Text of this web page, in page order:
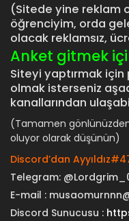
(Sitede yine reklam
öğrenciyim, orda
olacak reklamsız,
Anket gitmek
Siteyi yaptırmak
olmak isterseniz
kanallarından
(Tamamen
oluyor olarak düşünün)
Discord’dan
Telegram:
E-mail :
Discord Sunucusu :